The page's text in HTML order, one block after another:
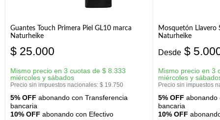
Guantes Touch Primera Piel GL10 marca
Naturheike
$ 25.000
Mismo precio en 3 cuotas de $ 8.333
miércoles y sábados
Precio sin impuestos nacionales: $ 19.750
5% OFF abonando con Transferencia
bancaria
10% OFF abonando con Efectivo
Mosquetón Llavero
Naturheike
Desde $
Mismo precio en 3
miércoles y
Precio sin impuestos
5% OFF abonando
bancaria
10% OFF